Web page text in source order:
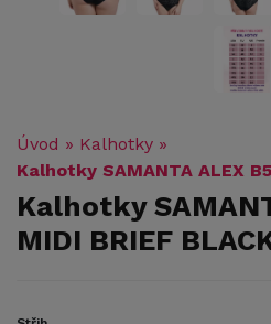
Úvod » Kalhotky »
Kalhotky SAMANTA ALEX
Kalhotky
MIDI BRIEF